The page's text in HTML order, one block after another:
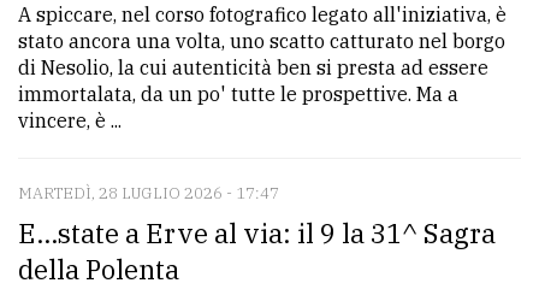
LE
ALTRE
TESTATE
PRIVACY
A spiccare, nel corso fotografico legato all'iniziativa, è
stato ancora una volta, uno scatto catturato nel borgo
di Nesolio, la cui autenticità ben si presta ad essere
immortalata, da un po' tutte le prospettive. Ma a
vincere, è ...
MARTEDÌ, 28 LUGLIO 2026 - 17:47
E...state a Erve al via: il 9 la 31^ Sagra
della Polenta